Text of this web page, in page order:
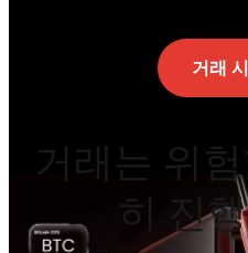
거래
거래는 위
히 진